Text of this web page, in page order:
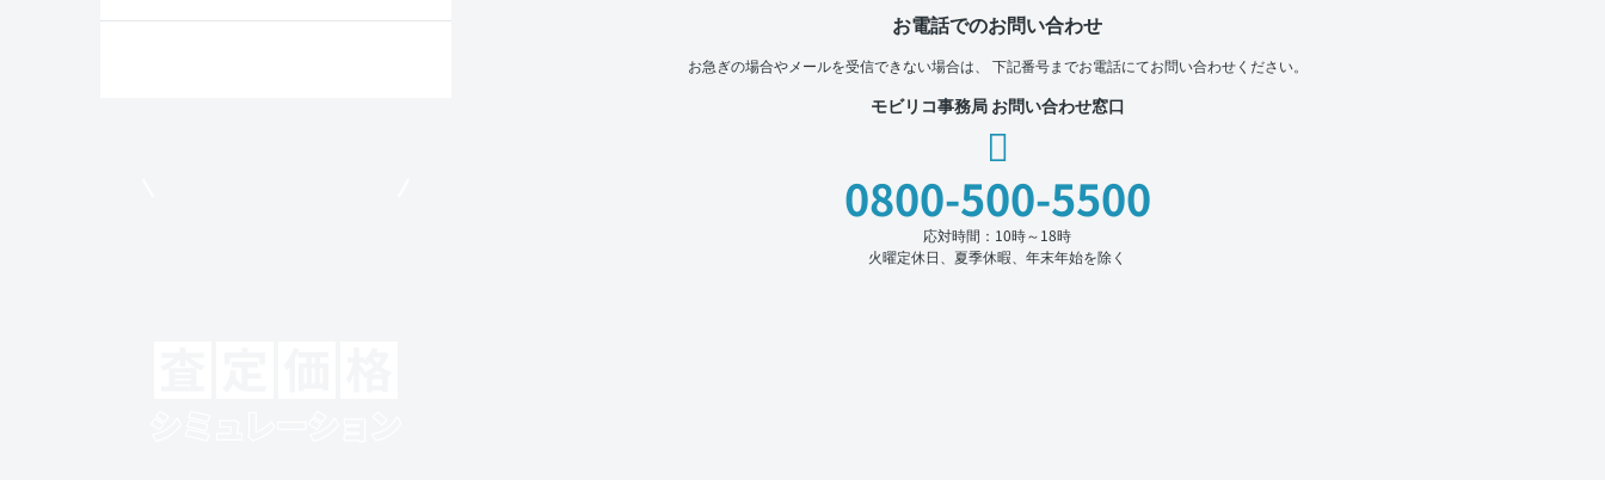
お電話でのお問い合わせ
お急ぎの場合やメールを受信できない場合は、 下記番号までお電話にてお問い合わせください。
モビリコ事務局 お問い合わせ窓口
0800-500-5500
応対時間：10時～18時
火曜定休日、夏季休暇、年末年始を除く